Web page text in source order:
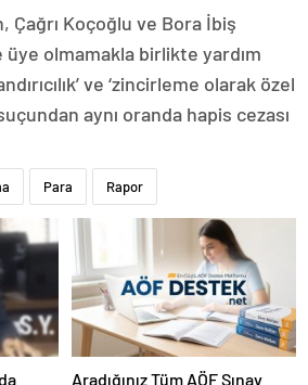
Çağrı Koçoğlu ve Bora İbiş
üye olmamakla birlikte yardım
ve ‘zincirleme olarak özel
aynı oranda hapis cezası
Para Rapor
Aradığınız Tüm AÖF Sınav